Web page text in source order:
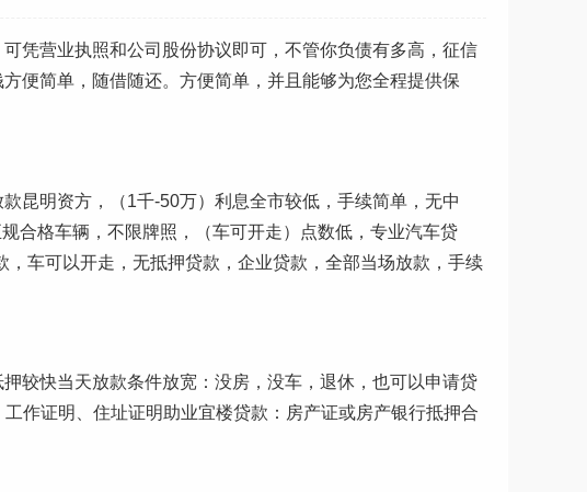
凭营业执照和公司股份协议即可，不管你负债有多高，征信
便简单，随借随还。方便简单，并且能够为您全程提供保
昆明资方，（1千-50万）利息全市较低，手续简单，无中
合格车辆，不限牌照，（车可开走）点数低，专业汽车贷
车可以开走，无抵押贷款，企业贷款，全部当场放款，手续
较快当天放款条件放宽：没房，没车，退休，也可以申请贷
作证明、住址证明助业宜楼贷款：房产证或房产银行抵押合